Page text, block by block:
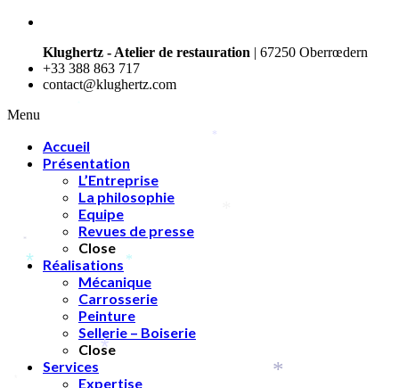
Klughertz - Atelier de restauration | 67250 Oberrœdern
+33 388 863 717
contact@klughertz.com
Menu
Accueil
Présentation
L’Entreprise
La philosophie
Equipe
Revues de presse
Close
Réalisations
Mécanique
Carrosserie
Peinture
Sellerie – Boiserie
Close
Services
Expertise
*
*